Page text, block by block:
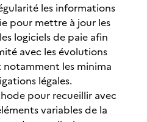
les informations
pour mettre à jour les
logiciels de paie afin
avec les évolutions
notamment les minima
légales.
pour recueillir avec
variables de la